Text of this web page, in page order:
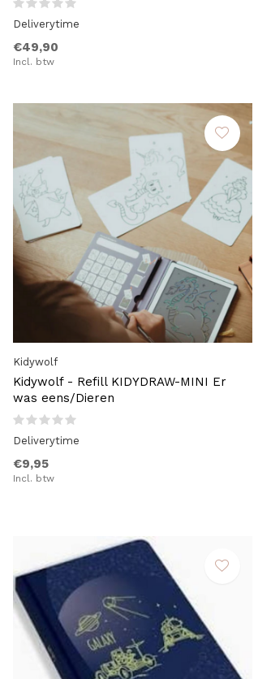
Deliverytime
€49,90
Incl. btw
Kidywolf
Kidywolf - Refill KIDYDRAW-MINI Er
was eens/Dieren
Deliverytime
€9,95
Incl. btw